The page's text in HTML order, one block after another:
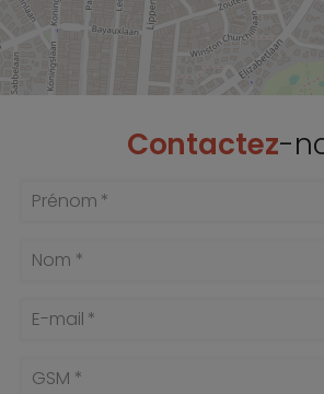
Contactez-
Prénom *
Nom *
E-mail *
GSM *